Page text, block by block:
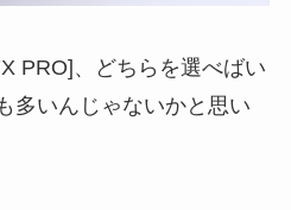
PRO]、どちらを選べばい
多いんじゃないかと思い